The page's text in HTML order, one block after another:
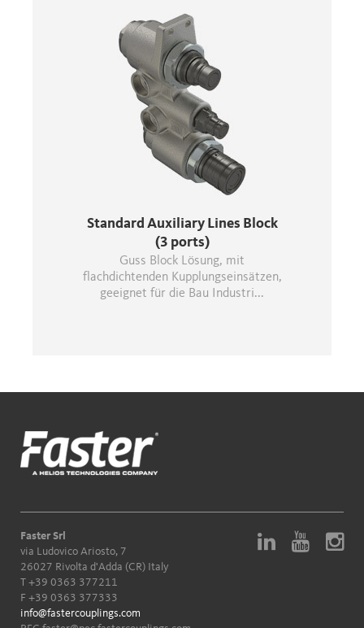
Standard Auxiliary Lines Block
(3 ports)
Guss Block Lösung, mit
flachdichtenden Kupplungseinsätzen,
geeignet für die Bau Industri...
Faster Srl
via Ludovico Ariosto, 7
26027 Rivolta d'Adda (CR) Italy
T +39 0363 377211
F +39 0363 377333
info@fastercouplings.com